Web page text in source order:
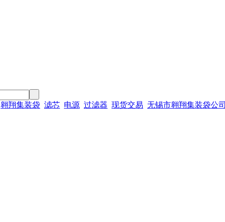
翱翔集装袋 滤芯 电源 过滤器 现货交易 无锡市翱翔集装袋公司